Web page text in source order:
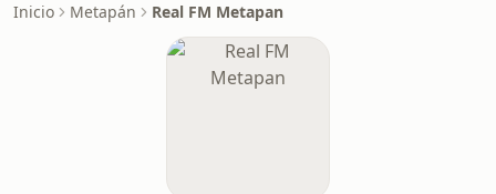
Inicio Metapán Real FM Metapan